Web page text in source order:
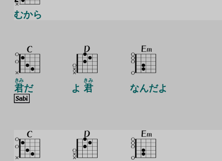
むから
君
きみ
だ よ 君
きみ
なんだよ